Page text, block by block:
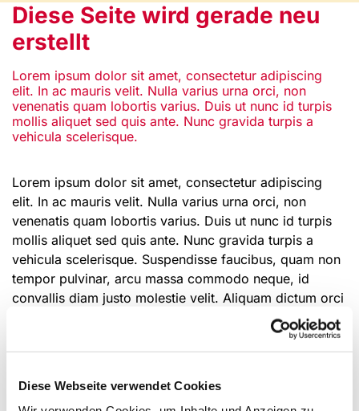
Diese Webseite verwendet Cookies
Diese Seite wird gerade neu
erstellt
Lorem ipsum dolor sit amet, consectetur adipiscing
elit. In ac mauris velit. Nulla varius urna orci, non
venenatis quam lobortis varius. Duis ut nunc id turpis
mollis aliquet sed quis ante. Nunc gravida turpis a
vehicula scelerisque.
Lorem ipsum dolor sit amet, consectetur adipiscing
elit. In ac mauris velit. Nulla varius urna orci, non
venenatis quam lobortis varius. Duis ut nunc id turpis
mollis aliquet sed quis ante. Nunc gravida turpis a
vehicula scelerisque. Suspendisse faucibus, quam non
tempor pulvinar, arcu massa commodo neque, id
convallis diam justo molestie velit. Aliquam dictum orci